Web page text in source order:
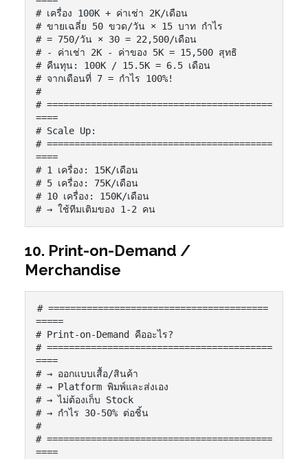
# เครื่อง 100K + ค่าเช่า 2K/เดือน
# ขายเฉลี่ย 50 ขวด/วัน × 15 บาท กำไร
# = 750/วัน × 30 = 22,500/เดือน
# - ค่าเช่า 2K - ค่าของ 5K = 15,500 สุทธิ
# คืนทุน: 100K / 15.5K = 6.5 เดือน
# จากเดือนที่ 7 = กำไร 100%!
#
# =========================================
====
# Scale Up:
# =========================================
====
# 1 เครื่อง: 15K/เดือน
# 5 เครื่อง: 75K/เดือน
# 10 เครื่อง: 150K/เดือน
# → ใช้ทีมเติมของ 1-2 คน
10. Print-on-Demand /
Merchandise
# ========================================
=====
# Print-on-Demand คืออะไร?
# =========================================
====
# → ออกแบบเสื้อ/สินค้า
# → Platform พิมพ์และส่งเอง
# → ไม่ต้องเก็บ Stock
# → กำไร 30-50% ต่อชิ้น
#
# =========================================
====